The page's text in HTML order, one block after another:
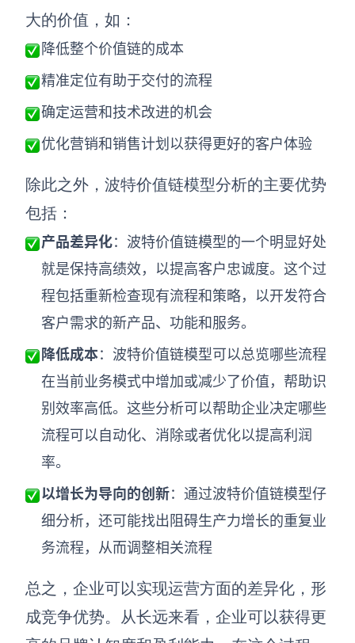
大的价值，如：
降低整个价值链的成本
精准定位有助于交付的流程
确定运营和技术改进的机会
优化营销和销售计划以获得更好的客户体验
除此之外，波特价值链模型分析的主要优势
包括：
产品差异化：波特价值链模型的一个明显好处
就是保持高绩效，以提高客户忠诚度。这个过
程包括重新检查现有流程和策略，以开发符合
客户需求的新产品、功能和服务。
降低成本：波特价值链模型可以总览哪些流程
在当前业务模式中增加或减少了价值，帮助识
别效率高低。这些分析可以帮助企业决定哪些
流程可以自动化、消除或者优化以提高利润
率。
以增长为导向的创新：通过波特价值链模型仔
细分析，还可能找出阻碍生产力增长的重复业
务流程，从而调整相关流程
总之，企业可以实现运营方面的差异化，形
成竞争优势。从长远来看，企业可以获得更